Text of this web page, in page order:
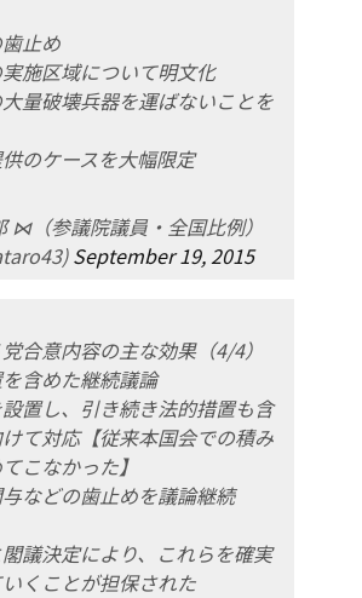
止め
実施区域について明文化
大量破壊兵器を運ばないことを
供のケースを大幅限定
⋈（参議院議員・全国比例）
September 19, 2015
合意内容の主な効果（4/4）
含めた継続議論
設置し、引き続き法的措置も含
て対応【従来本国会での積み
こなかった】
などの歯止めを議論継続
議決定により、これらを確実
くことが担保された